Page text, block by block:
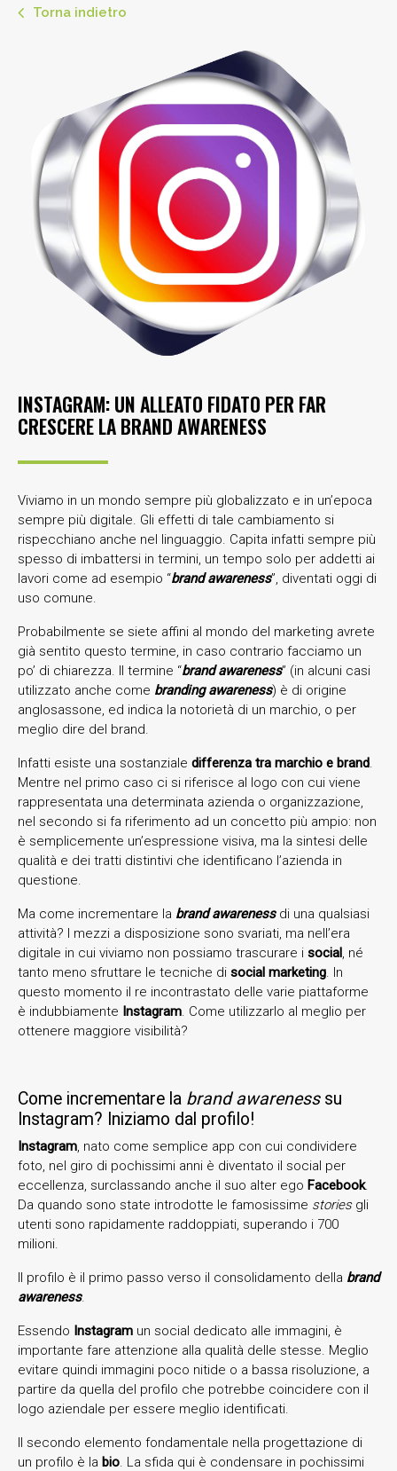
Torna indietro
INSTAGRAM: UN ALLEATO FIDATO PER FAR
CRESCERE LA BRAND AWARENESS
Viviamo in un mondo sempre più globalizzato e in un’epoca
sempre più digitale. Gli effetti di tale cambiamento si
rispecchiano anche nel linguaggio. Capita infatti sempre più
spesso di imbattersi in termini, un tempo solo per addetti ai
lavori come ad esempio “brand awareness”, diventati oggi di
uso comune.
Probabilmente se siete affini al mondo del marketing avrete
già sentito questo termine, in caso contrario facciamo un
po’ di chiarezza. Il termine “brand awareness” (in alcuni casi
utilizzato anche come branding awareness) è di origine
anglosassone, ed indica la notorietà di un marchio, o per
meglio dire del brand.
Infatti esiste una sostanziale differenza tra marchio e brand.
Mentre nel primo caso ci si riferisce al logo con cui viene
rappresentata una determinata azienda o organizzazione,
nel secondo si fa riferimento ad un concetto più ampio: non
è semplicemente un’espressione visiva, ma la sintesi delle
qualità e dei tratti distintivi che identificano l’azienda in
questione.
Ma come incrementare la brand awarenessdi una qualsiasi
attività? I mezzi a disposizione sono svariati, ma nell’era
digitale in cui viviamo non possiamo trascurare i social, né
tanto meno sfruttare le tecniche di social marketing. In
questo momento il re incontrastato delle varie piattaforme
è indubbiamente Instagram. Come utilizzarlo al meglio per
ottenere maggiore visibilità?
Come incrementare la brand awareness su
Instagram? Iniziamo dal profilo!
Instagram, nato come semplice app con cui condividere
foto, nel giro di pochissimi anni è diventato il social per
eccellenza, surclassando anche il suo alter ego Facebook.
Da quando sono state introdotte le famosissime stories gli
utenti sono rapidamente raddoppiati, superando i 700
milioni.
Il profilo è il primo passo verso il consolidamento della brand
awareness.
Essendo Instagram un social dedicato alle immagini, è
importante fare attenzione alla qualità delle stesse. Meglio
evitare quindi immagini poco nitide o a bassa risoluzione, a
partire da quella del profilo che potrebbe coincidere con il
logo aziendale per essere meglio identificati.
Il secondo elemento fondamentale nella progettazione di
un profilo è la bio. La sfida qui è condensare in pochissimi